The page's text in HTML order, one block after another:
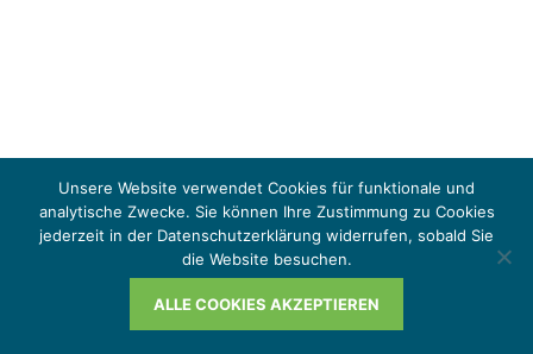
Unsere Website verwendet Cookies für funktionale und
analytische Zwecke. Sie können Ihre Zustimmung zu Cookies
jederzeit in der Datenschutzerklärung widerrufen, sobald Sie
die Website besuchen.
ALLE COOKIES AKZEPTIEREN